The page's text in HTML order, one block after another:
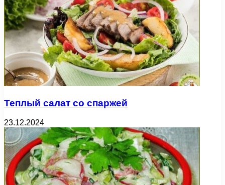
Теплый салат со спаржей
23.12.2024